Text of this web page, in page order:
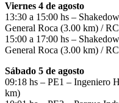
Viernes 4 de agosto
13:30 a 15:00 hs –
General Roca (3.00 km) /
15:00 a 17:00 hs –
General Roca (3.00 km) /
Sábado 5 de agosto
09:18 hs – PE1 – Ingeniero
km)